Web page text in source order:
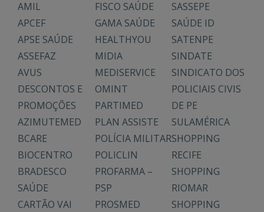
AMIL
APCEF
APSE SAÚDE
ASSEFAZ
AVUS
DESCONTOS E
PROMOÇÕES
AZIMUTEMED
BCARE
BIOCENTRO
BRADESCO
SAÚDE
CARTÃO VAI
FISCO SAÚDE
GAMA SAÚDE
HEALTHYOU
MIDIA
MEDISERVICE
OMINT
PARTIMED
PLAN ASSISTE
POLÍCIA MILITAR
POLICLIN
PROFARMA –
PSP
PROSMED
SASSEPE
SAÚDE ID
SATENPE
SINDATE
SINDICATO DOS
POLICIAIS CIVIS
DE PE
SULAMÉRICA
SHOPPING
RECIFE
SHOPPING
RIOMAR
SHOPPING